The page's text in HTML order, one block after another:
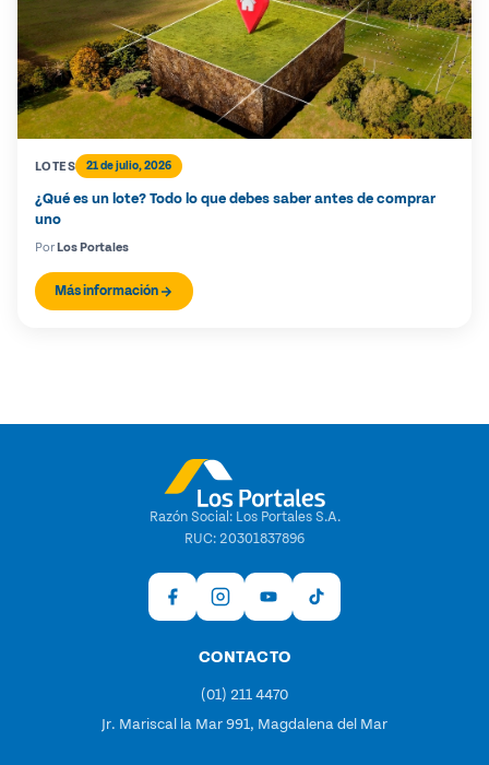
LOTES 21 de julio, 2026
¿Qué es un lote? Todo lo que debes saber antes de comprar
uno
PorLos Portales
Más información
Razón Social: Los Portales S.A.
RUC: 20301837896
CONTACTO
(01) 211 4470
Jr. Mariscal la Mar 991, Magdalena del Mar